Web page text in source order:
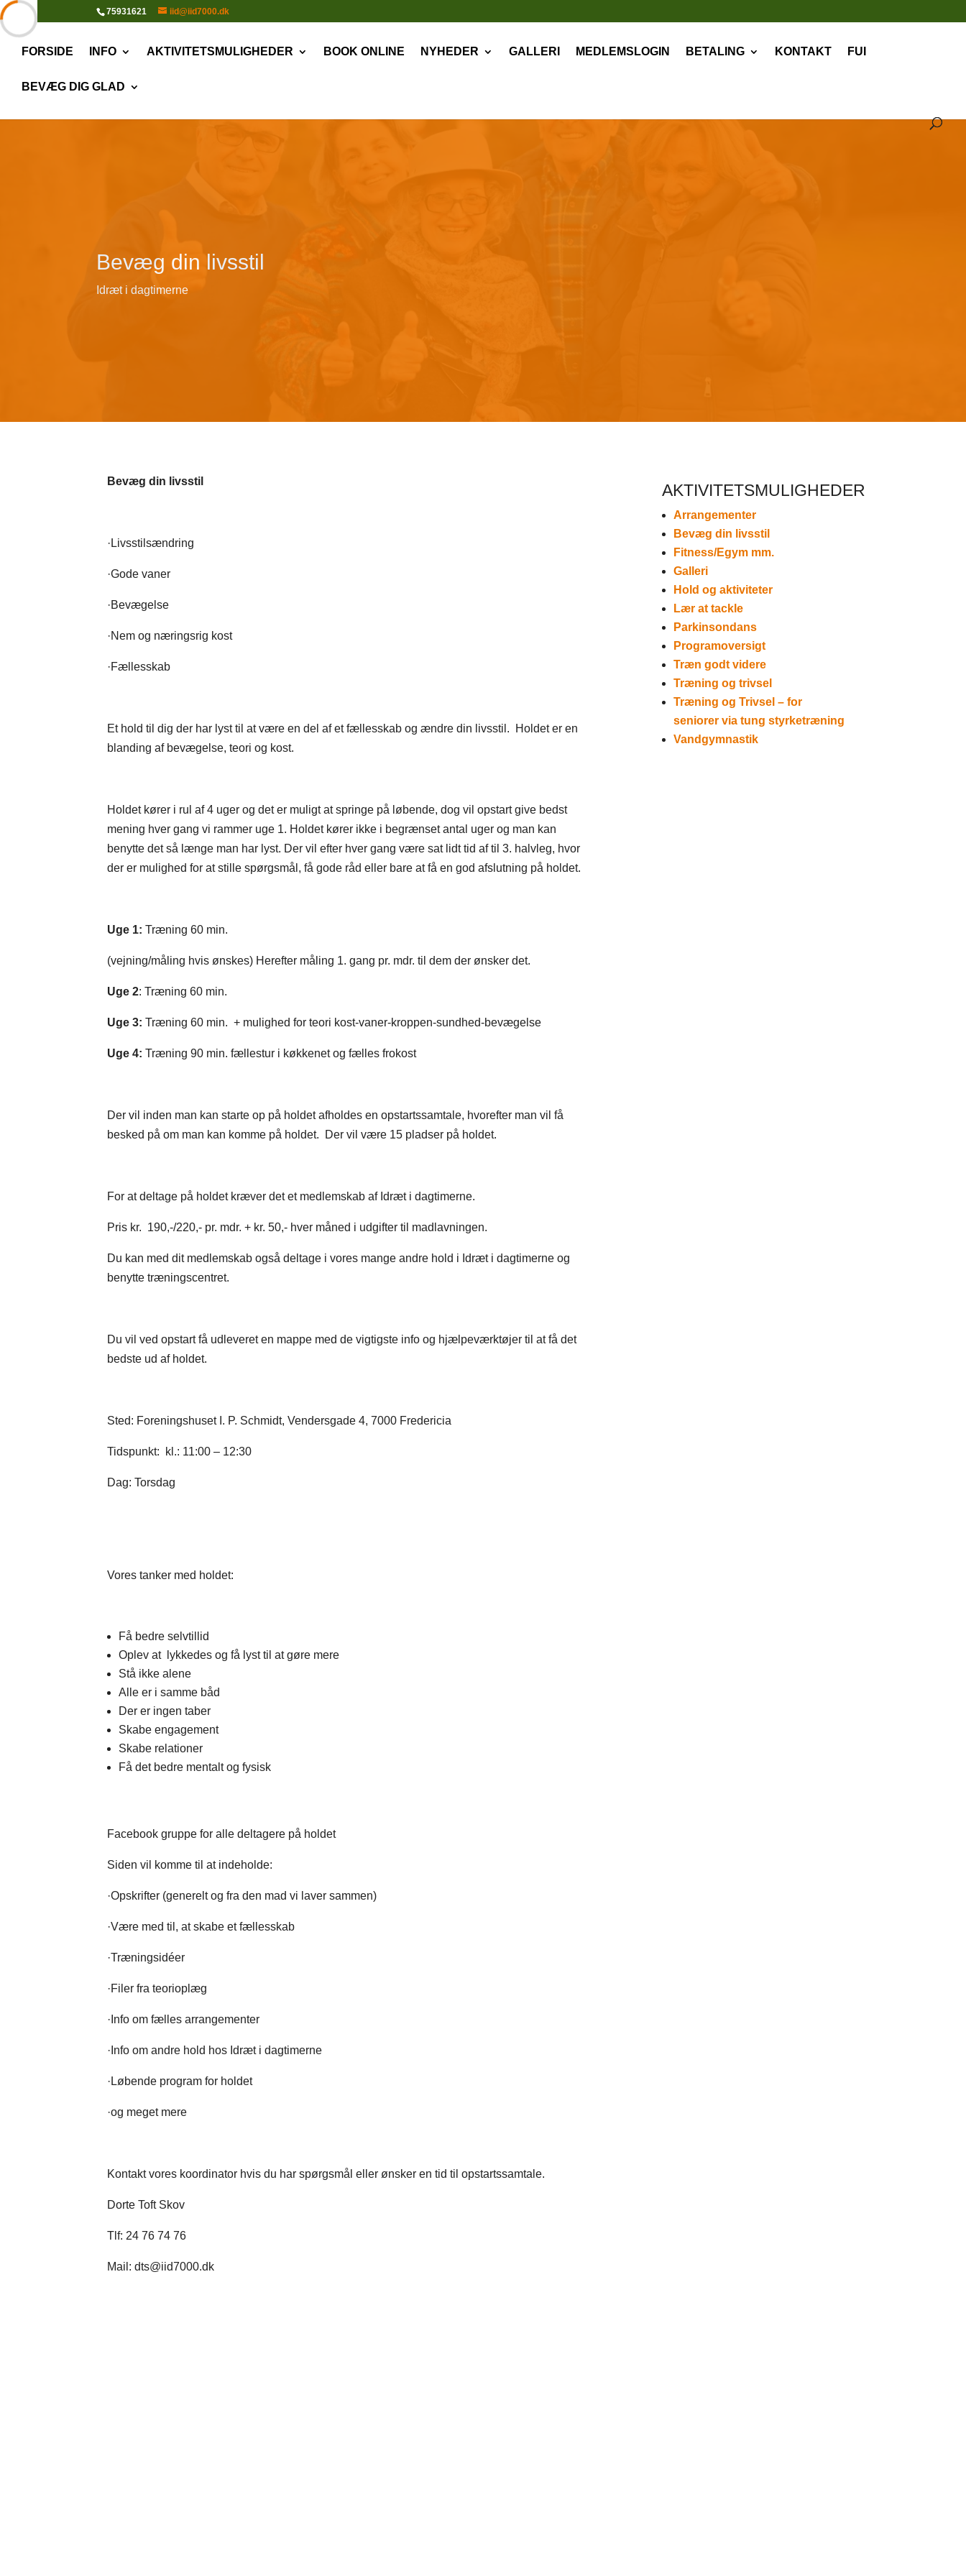
75931621 iid@iid7000.dk
FORSIDE INFO AKTIVITETSMULIGHEDER BOOK ONLINE NYHEDER GALLERI MEDLEMSLOGIN BETALING KONTAKT FUI
BEVÆG DIG GLAD
Bevæg din livsstil
Idræt i dagtimerne
Bevæg din livsstil
·​Livsstilsændring
·​Gode vaner
·​Bevægelse
·​Nem og næringsrig kost
·​Fællesskab​
Et hold til dig der har lyst til at være en del af et fællesskab og ændre din livsstil. Holdet er en
blanding af bevægelse, teori og kost.
Holdet kører i rul af 4 uger og det er muligt at springe på løbende, dog vil opstart give bedst
mening hver gang vi rammer uge 1. Holdet kører ikke i begrænset antal uger og man kan
benytte det så længe man har lyst. Der vil efter hver gang være sat lidt tid af til 3. halvleg, hvor
der er mulighed for at stille spørgsmål, få gode råd eller bare at få en god afslutning på holdet.
Uge 1: Træning 60 min.
(vejning/måling hvis ønskes) Herefter måling 1. gang pr. mdr. til dem der ønsker det.
Uge 2: Træning 60 min.
Uge 3: Træning 60 min. + mulighed for teori kost-vaner-kroppen-sundhed-bevægelse
Uge 4:Træning 90 min. fællestur i køkkenet og fælles frokost
Der vil inden man kan starte op på holdet afholdes en opstartssamtale, hvorefter man vil få
besked på om man kan komme på holdet. Der vil være 15 pladser på holdet.
For at deltage på holdet kræver det et medlemskab af Idræt i dagtimerne.
Pris kr. 190,-/220,- pr. mdr. + kr. 50,- hver måned i udgifter til madlavningen.
Du kan med dit medlemskab også deltage i vores mange andre hold i Idræt i dagtimerne og
benytte træningscentret.
Du vil ved opstart få udleveret en mappe med de vigtigste info og hjælpeværktøjer til at få det
bedste ud af holdet.
Sted: Foreningshuset I. P. Schmidt, Vendersgade 4, 7000 Fredericia
Tidspunkt: kl.: 11:00 – 12:30
Dag: Torsdag
Vores tanker med holdet:
Få bedre selvtillid
Oplev at lykkedes og få lyst til at gøre mere
Stå ikke alene
Alle er i samme båd
Der er ingen taber
Skabe engagement
Skabe relationer
Få det bedre mentalt og fysisk
Facebook gruppe for alle deltagere på holdet
Siden vil komme til at indeholde:
·​Opskrifter (generelt og fra den mad vi laver sammen)
·​Være med til, at skabe et fællesskab
·​Træningsidéer
·​Filer fra teorioplæg
·​Info om fælles arrangementer
·​Info om andre hold hos Idræt i dagtimerne
·​Løbende program for holdet
·​og meget mere
Kontakt vores koordinator hvis du har spørgsmål eller ønsker en tid til opstartssamtale.
Dorte Toft Skov
Tlf: 24 76 74 76
Mail: dts@iid7000.dk
AKTIVITETSMULIGHEDER
Arrangementer
Bevæg din livsstil
Fitness/Egym mm.
Galleri
Hold og aktiviteter
Lær at tackle
Parkinsondans
Programoversigt
Træn godt videre
Træning og trivsel
Træning og Trivsel – for
seniorer via tung styrketræning
Vandgymnastik